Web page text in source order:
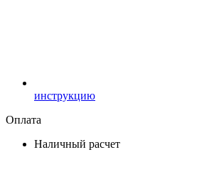
инструкцию
Оплата
Наличный расчет